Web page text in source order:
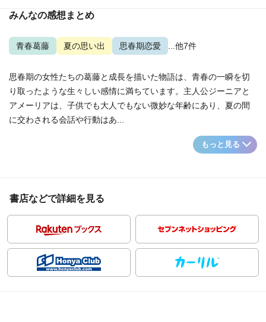
みんなの感想まとめ
青春葛藤 夏の思い出 思春期恋愛 ...他7件
思春期の女性たちの葛藤と成長を描いた物語は、青春の一瞬を切
り取ったような生々しい感情に満ちています。主人公ジーニアと
アメーリアは、子供でも大人でもない微妙な年齢にあり、夏の間
に交わされる会話や行動はあ...
もっと見る
書店などで詳細を見る